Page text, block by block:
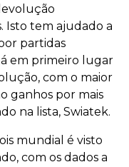
Isto tem ajudado a
partidas
em primeiro lugar
com o maior
ganhos por mais
na lista, Swiatek.
mundial é visto
com os dados a